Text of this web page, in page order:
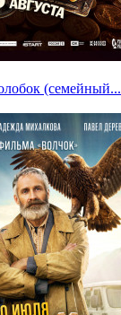
(семейный...